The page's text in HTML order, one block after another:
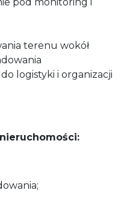
terenu wokół
logistyki i organizacji